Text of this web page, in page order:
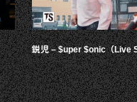
鋭児 – $uper $onic（Live